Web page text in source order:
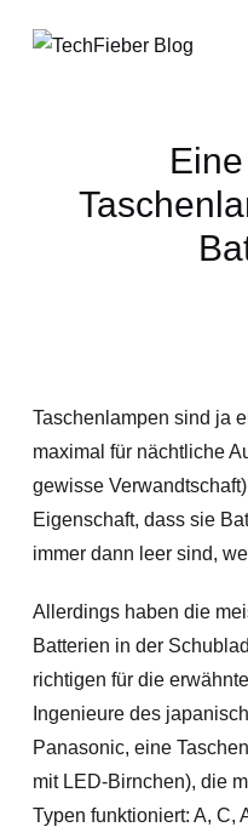
Taschenlampen sind ja
maximal für nächtliche
gewisse
Eigenschaft, dass sie
immer dann leer sind,
Allerdings haben die
Batterien in der
richtigen für die
Ingenieure des
Panasonic, eine
mit LED-Birnchen), die
Typen funktioniert: A, C,